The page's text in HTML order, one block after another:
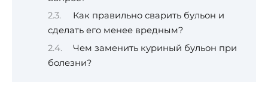
Как правильно сварить бульон и
сделать его менее вредным?
Чем заменить куриный бульон при
болезни?